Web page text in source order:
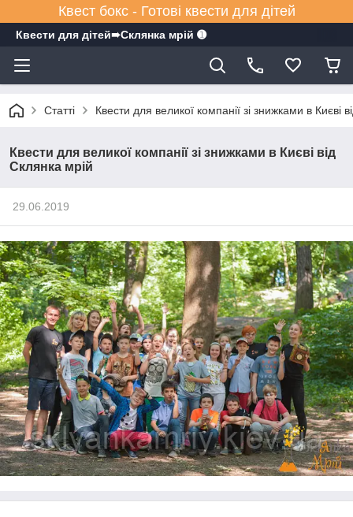
Квест бокс - Готові квести для дітей
Квести для дітей➠Склянка мрiй ➊
Статті Квести для великої компанії зі знижками в Києві
Квести для великої компанії зі знижками в Києві від
Склянка мрій
29.06.2019